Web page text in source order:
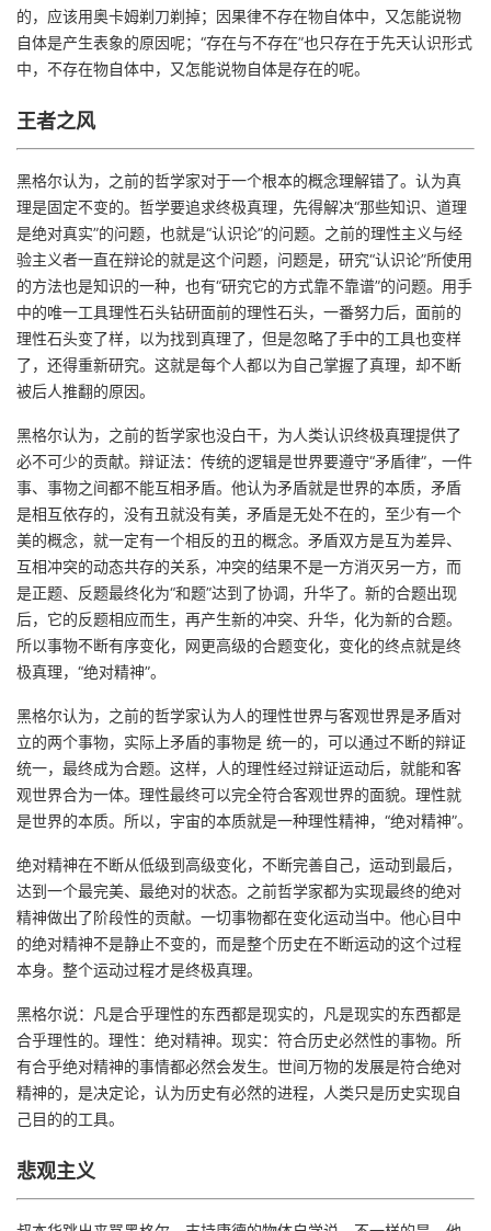
的，应该用奥卡姆剃刀剃掉；因果律不存在物自体中，又怎能说物
自体是产生表象的原因呢；“存在与不存在”也只存在于先天认识形式
中，不存在物自体中，又怎能说物自体是存在的呢。
王者之风
黑格尔认为，之前的哲学家对于一个根本的概念理解错了。认为真
理是固定不变的。哲学要追求终极真理，先得解决“那些知识、道理
是绝对真实”的问题，也就是“认识论”的问题。之前的理性主义与经
验主义者一直在辩论的就是这个问题，问题是，研究“认识论”所使用
的方法也是知识的一种，也有“研究它的方式靠不靠谱”的问题。用手
中的唯一工具理性石头钻研面前的理性石头，一番努力后，面前的
理性石头变了样，以为找到真理了，但是忽略了手中的工具也变样
了，还得重新研究。这就是每个人都以为自己掌握了真理，却不断
被后人推翻的原因。
黑格尔认为，之前的哲学家也没白干，为人类认识终极真理提供了
必不可少的贡献。辩证法：传统的逻辑是世界要遵守“矛盾律”，一件
事、事物之间都不能互相矛盾。他认为矛盾就是世界的本质，矛盾
是相互依存的，没有丑就没有美，矛盾是无处不在的，至少有一个
美的概念，就一定有一个相反的丑的概念。矛盾双方是互为差异、
互相冲突的动态共存的关系，冲突的结果不是一方消灭另一方，而
是正题、反题最终化为“和题”达到了协调，升华了。新的合题出现
后，它的反题相应而生，再产生新的冲突、升华，化为新的合题。
所以事物不断有序变化，网更高级的合题变化，变化的终点就是终
极真理，“绝对精神”。
黑格尔认为，之前的哲学家认为人的理性世界与客观世界是矛盾对
立的两个事物，实际上矛盾的事物是 统一的，可以通过不断的辩证
统一，最终成为合题。这样，人的理性经过辩证运动后，就能和客
观世界合为一体。理性最终可以完全符合客观世界的面貌。理性就
是世界的本质。所以，宇宙的本质就是一种理性精神，“绝对精神”。
绝对精神在不断从低级到高级变化，不断完善自己，运动到最后，
达到一个最完美、最绝对的状态。之前哲学家都为实现最终的绝对
精神做出了阶段性的贡献。一切事物都在变化运动当中。他心目中
的绝对精神不是静止不变的，而是整个历史在不断运动的这个过程
本身。整个运动过程才是终极真理。
黑格尔说：凡是合乎理性的东西都是现实的，凡是现实的东西都是
合乎理性的。理性：绝对精神。现实：符合历史必然性的事物。所
有合乎绝对精神的事情都必然会发生。世间万物的发展是符合绝对
精神的，是决定论，认为历史有必然的进程，人类只是历史实现自
己目的的工具。
悲观主义